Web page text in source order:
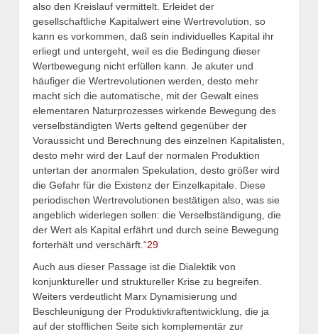
also den Kreislauf vermittelt. Erleidet der
gesellschaftliche Kapitalwert eine Wertrevolution, so
kann es vorkommen, daß sein individuelles Kapital ihr
erliegt und untergeht, weil es die Bedingung dieser
Wertbewegung nicht erfüllen kann. Je akuter und
häufiger die Wertrevolutionen werden, desto mehr
macht sich die automatische, mit der Gewalt eines
elementaren Naturprozesses wirkende Bewegung des
verselbständigten Werts geltend gegenüber der
Voraussicht und Berechnung des einzelnen Kapitalisten,
desto mehr wird der Lauf der normalen Produktion
untertan der anormalen Spekulation, desto größer wird
die Gefahr für die Existenz der Einzelkapitale. Diese
periodischen Wertrevolutionen bestätigen also, was sie
angeblich widerlegen sollen: die Verselbständigung, die
der Wert als Kapital erfährt und durch seine Bewegung
forterhält und verschärft.“29
Auch aus dieser Passage ist die Dialektik von
konjunktureller und struktureller Krise zu begreifen.
Weiters verdeutlicht Marx Dynamisierung und
Beschleunigung der Produktivkraftentwicklung, die ja
auf der stofflichen Seite sich komplementär zur